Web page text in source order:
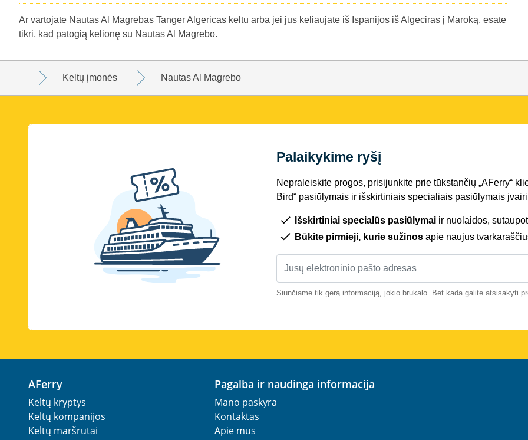
Ar vartojate Nautas Al Magrebas Tanger Algericas keltu arba jei jūs keliaujate iš Ispanijos iš Algeciras į Maroką, esate
tikri, kad patogią kelionę su Nautas Al Magrebo.
Keltų įmonės Nautas Al Magrebo
Palaikykime ryšį
Nepraleiskite progos, prisijunkite prie tūkstančių „AFerry“
Bird“ pasiūlymais ir išskirtiniais specialiais pasiūlymais
Išskirtiniai specialūs pasiūlymai ir nuolaidos,
Būkite pirmieji, kurie sužinos apie naujus
Siunčiame tik gerą informaciją, jokio brukalo. Bet kada galite atsisakyti
AFerry
Keltų kryptys
Keltų kompanijos
Keltų maršrutai
Pagalba ir naudinga informacija
Mano paskyra
Kontaktas
Apie mus